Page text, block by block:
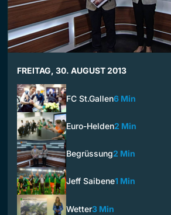
FREITAG, 30. AUGUST 2013
FC St.Gallen6 Min
Euro-Helden2 Min
Begrüssung2 Min
Jeff Saibene1 Min
Wetter3 Min